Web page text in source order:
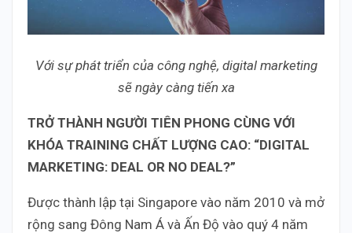
Với sự phát triển của công nghệ, digital marketing
sẽ ngày càng tiến xa
TRỞ THÀNH NGƯỜI TIÊN PHONG CÙNG VỚI
KHÓA TRAINING CHẤT LƯỢNG CAO: “DIGITAL
MARKETING: DEAL OR NO DEAL?”
Được thành lập tại Singapore vào năm 2010 và mở
rộng sang Đông Nam Á và Ấn Độ vào quý 4 năm